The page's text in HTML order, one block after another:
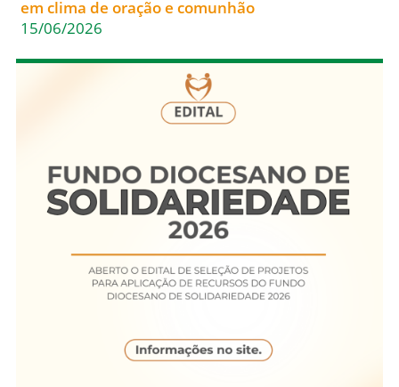
em clima de oração e comunhão
15/06/2026